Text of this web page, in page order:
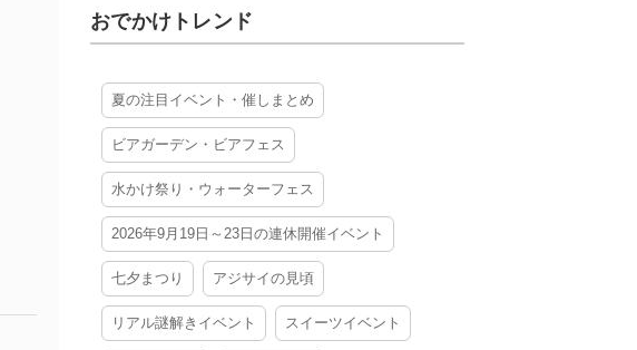
おでかけトレンド
夏の注目イベント・催しまとめ
ビアガーデン・ビアフェス
水かけ祭り・ウォーターフェス
2026年9月19日～23日の連休開催イベント
七夕まつり アジサイの見頃
リアル謎解きイベント スイーツイベント